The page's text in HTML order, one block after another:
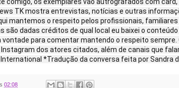
comigo, os exemplares vão autrografados com
TK mostra entrevistas, notícias e outras
mantemos o respeito pelos profissionais, familiares
são dadas créditos de qual local eu baixei o
vontade para comentar mantendo o respeito
dos atores citados, além de canais que
International *Tradução da conversa feita por Sandra
02:08